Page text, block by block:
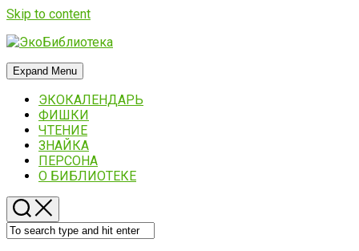
Skip to content
Expand Menu
ЭКОКАЛЕНДАРЬ
ФИШКИ
ЧТЕНИЕ
ЗНАЙКА
ПЕРСОНА
О БИБЛИОТЕКЕ